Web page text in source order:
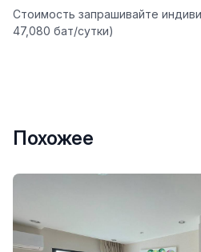
Стоимость запрашивайте
47,080 бат/сутки)
Похожее